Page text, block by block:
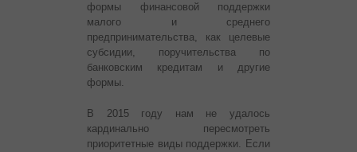
формы финансовой поддержки
малого и среднего
предпринимательства, как целевые
субсидии, поручительства по
банковским кредитам и другие
формы.
В 2015 году нам не удалось
кардинально пересмотреть
приоритетные виды поддержки. Если